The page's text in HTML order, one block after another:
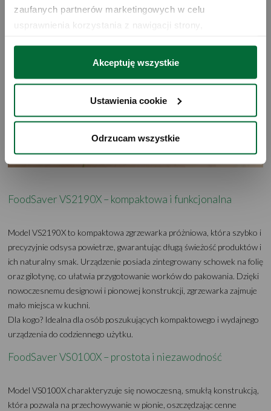
zaufanych partnerów marketingowych w celu
usprawnienia korzystania z nawigacji strony,
cookie”. Więcej informacji znajdziesz w naszej Polityce
. W związku z korzystaniem z cookies w
celu personalizacji reklam i dokonywania pomiarów
skuteczności kampanii marketingowych, dane mogą być
udostępniane Google LLC; więcej informacji można
znaleźć tutaj
Akceptuję wszystkie
Ustawienia cookie
Odrzucam wszystkie
porównanie
FoodSaver VS2190X – kompaktowa i funkcjonalna
Model VS2190X to kompaktowa zgrzewarka próżniowa, która szybko i
precyzyjnie odsysa powietrze, gwarantując długą świeżość produktów i
ich naturalny smak. Urządzenie posiada zintegrowany schowek na folię
oraz gilotynę, co ułatwia przygotowanie worków do pakowania. Dzięki
nowoczesnemu designowi i pionowej konstrukcji, zgrzewarka zajmuje
mało miejsca w kuchni.
Dla kogo? Idealna dla osób poszukujących kompaktowego i wydajnego
urządzenia do codziennego użytku.
FoodSaver VS0100X – prostota i niezawodność
Model VS0100X charakteryzuje się nowoczesną, smukłą konstrukcją,
która pozwala na przechowywanie w pionie, oszczędzając cenne